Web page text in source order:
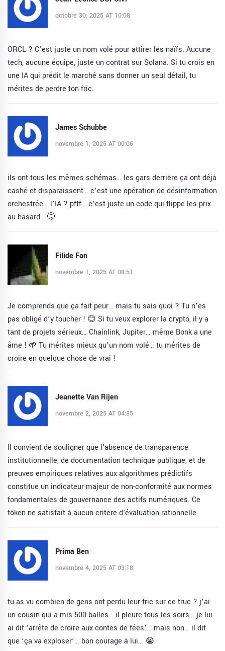
octobre 30, 2025 AT 10:08
ORCL ? C’est juste un nom volé pour attirer les naïfs. Aucune
tech, aucune équipe, juste un contrat sur Solana. Si tu crois en
une IA qui prédit le marché sans donner un seul détail, tu
mérites de perdre ton fric.
James Schubbe
novembre 1, 2025 AT 00:06
ils ont tous les mêmes schémas… les gars derrière ça ont déjà
cashé et disparaissent… c’est une opération de désinformation
orchestrée… l’IA ? pfff… c’est juste un code qui flippe les prix
au hasard… 🤫
Filide Fan
novembre 1, 2025 AT 08:51
Je comprends que ça fait peur… mais tu sais quoi ? Tu n’es
pas obligé d’y toucher ! 😊 Si tu veux explorer la crypto, il y a
tant de projets sérieux… Chainlink, Jupiter… même Bonk a une
âme ! 🌱 Tu mérites mieux qu’un nom volé… tu mérites de
croire en quelque chose de vrai !
Jeanette Van Rijen
novembre 2, 2025 AT 04:35
Il convient de souligner que l'absence de transparence
institutionnelle, de documentation technique publique, et de
preuves empiriques relatives aux algorithmes prédictifs
constitue un indicateur majeur de non-conformité aux normes
fondamentales de gouvernance des actifs numériques. Ce
token ne satisfait à aucun critère d'évaluation rationnelle.
Prima Ben
novembre 4, 2025 AT 03:18
tu as vu combien de gens ont perdu leur fric sur ce truc ? j’ai
un cousin qui a mis 500 balles… il pleure tous les soirs… je lui
ai dit ‘arrête de croire aux contes de fées’… mais non… il dit
que ‘ça va exploser’… bon courage à lui… 😭